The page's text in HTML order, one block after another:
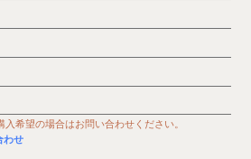
希望の場合はお問い合わせください。
わせ